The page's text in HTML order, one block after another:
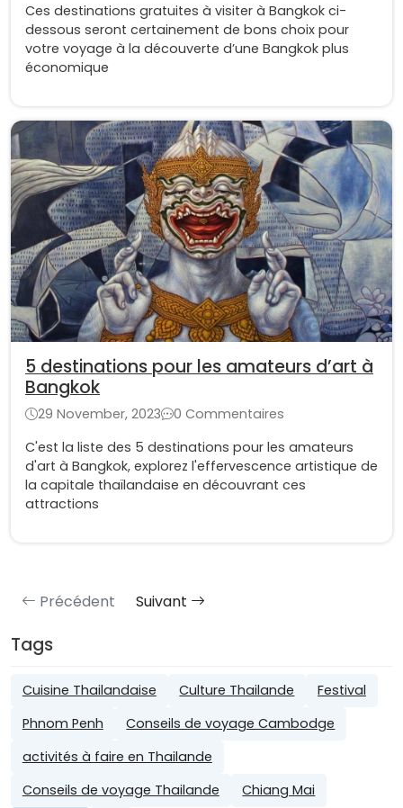
Tags
Cuisine Thailandaise Culture Thailande
Festival
Phnom Penh
Conseils de voyage Cambodge
activités à faire en Thailande
Conseils de voyage Thailande
Chiang Mai
Ces destinations gratuites à visiter à Bangkok ci-
dessous seront certainement de bons choix pour
votre voyage à la découverte d’une Bangkok plus
économique
5 destinations pour les amateurs d’art à
Bangkok
29 November, 2023
0 Commentaires
C'est la liste des 5 destinations pour les amateurs
d'art à Bangkok, explorez l'effervescence artistique de
la capitale thaïlandaise en découvrant ces
attractions
Précédent Suivant